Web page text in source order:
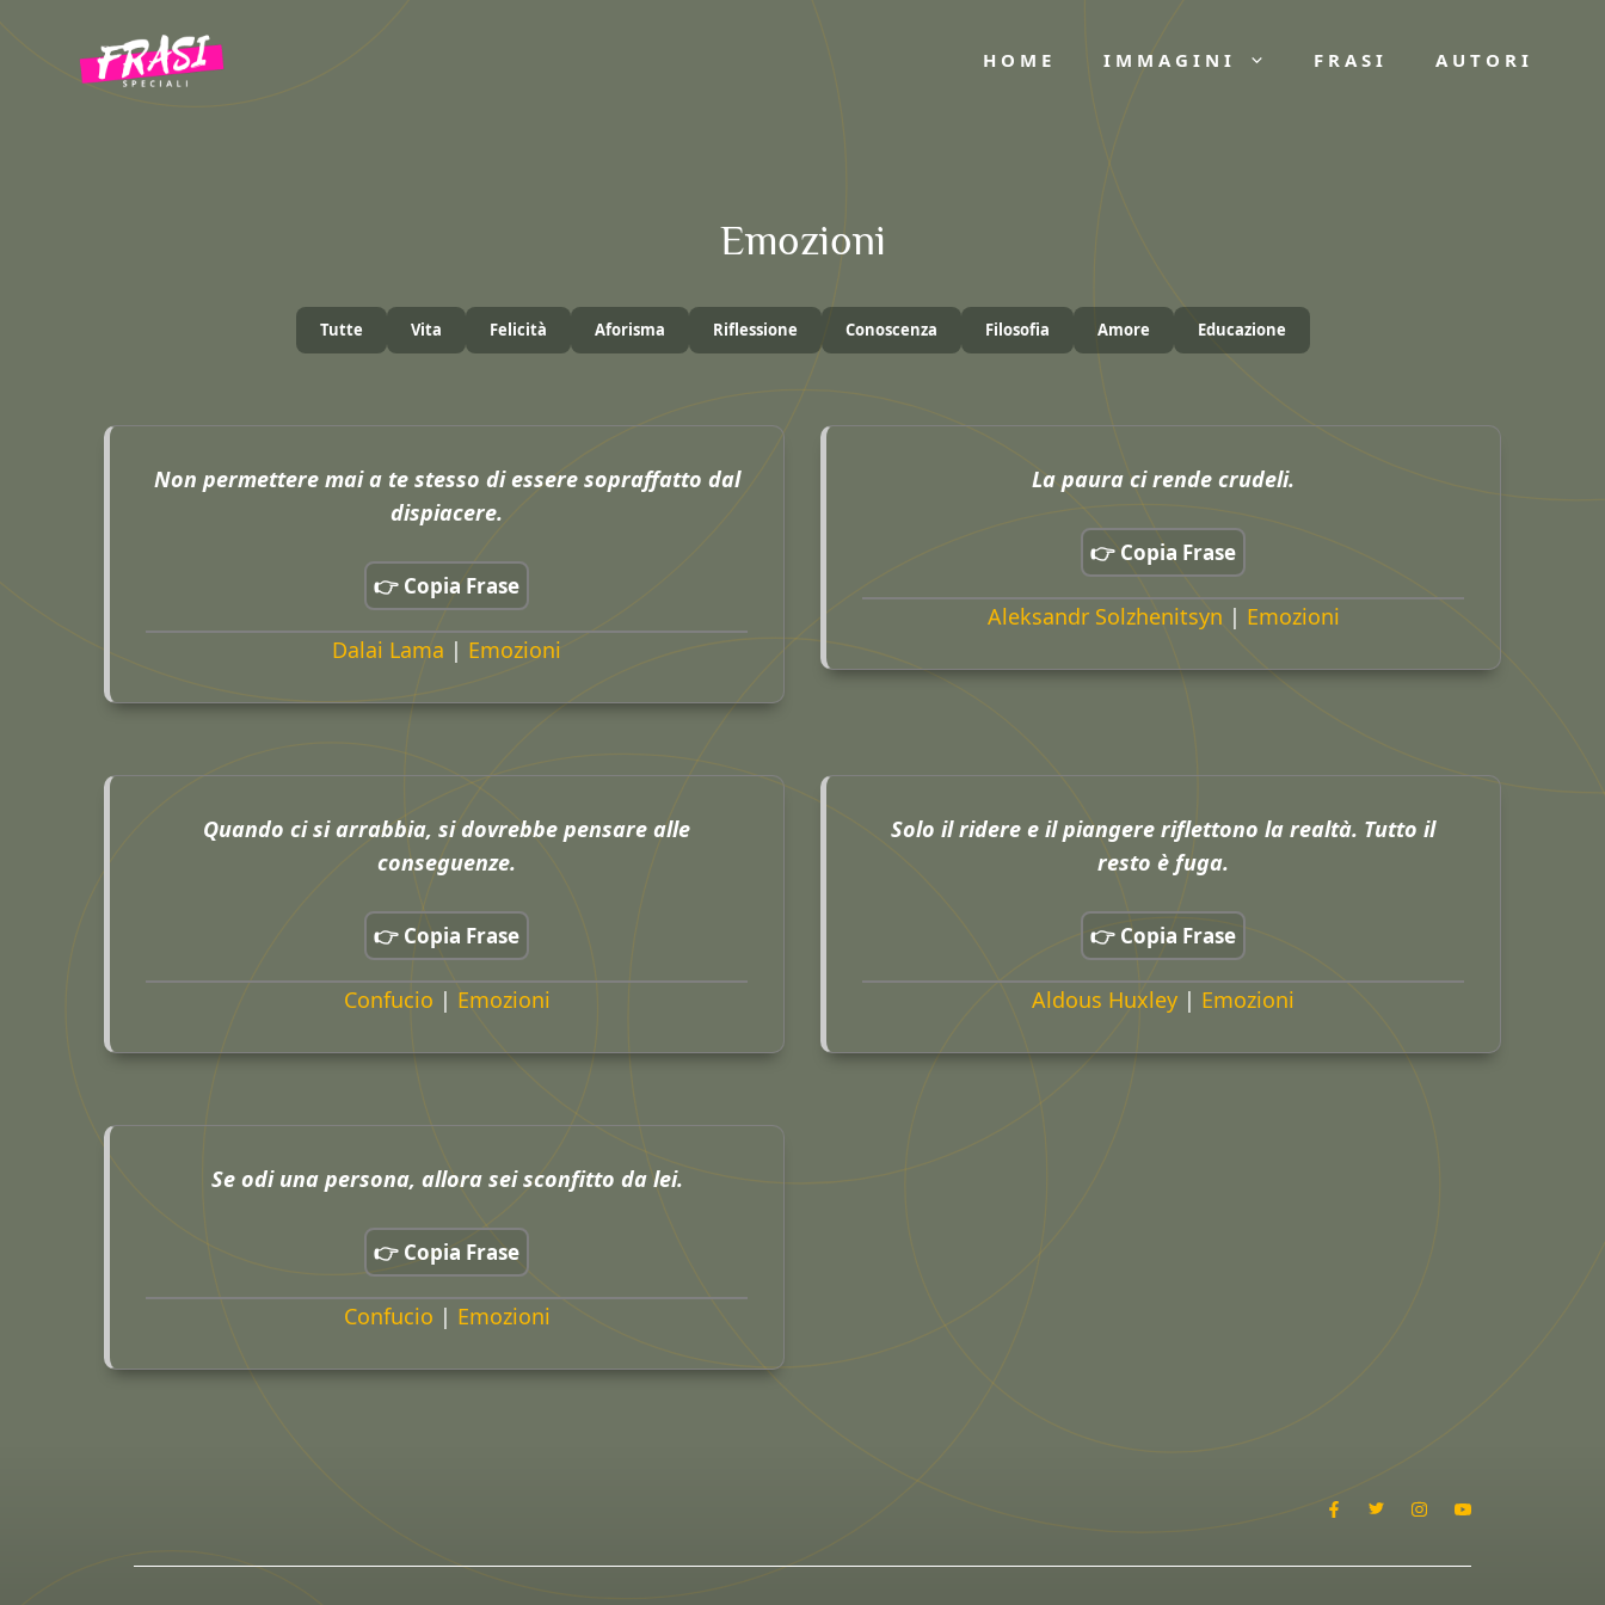
contenuto
HOME IMMAGINI FRASI AUTORI
Emozioni
Tutte Vita Felicità Aforisma Riflessione Conoscenza Filosofia Amore Educazione
Non permettere mai a te stesso di essere sopraffatto dal
dispiacere.
👉 Copia Frase
Dalai Lama | Emozioni
La paura ci rende crudeli.
👉 Copia Frase
Aleksandr Solzhenitsyn | Emozioni
Quando ci si arrabbia, si dovrebbe pensare alle
conseguenze.
👉 Copia Frase
Confucio | Emozioni
Solo il ridere e il piangere riflettono la realtà. Tutto il
resto è fuga.
👉 Copia Frase
Aldous Huxley | Emozioni
Se odi una persona, allora sei sconfitto da lei.
👉 Copia Frase
Confucio | Emozioni